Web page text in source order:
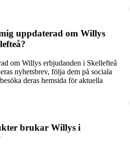
uppdaterad om Willys
om Willys erbjudanden i Skellefteå
nyhetsbrev, följa dem på sociala
deras hemsida för aktuella
brukar Willys i